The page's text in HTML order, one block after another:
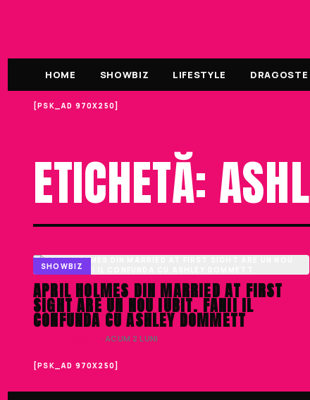
HOME SHOWBIZ LIFESTYLE
[PSK_AD 970X250]
ETICHETĂ:
SHOWBIZ
APRIL HOLMES DIN MARRIED AT FIRST
SIGHT ARE UN NOU IUBIT. FANII IL
CONFUNDA CU ASHLEY DOMMETT
· ACUM 2 LUNI
[PSK_AD 970X250]